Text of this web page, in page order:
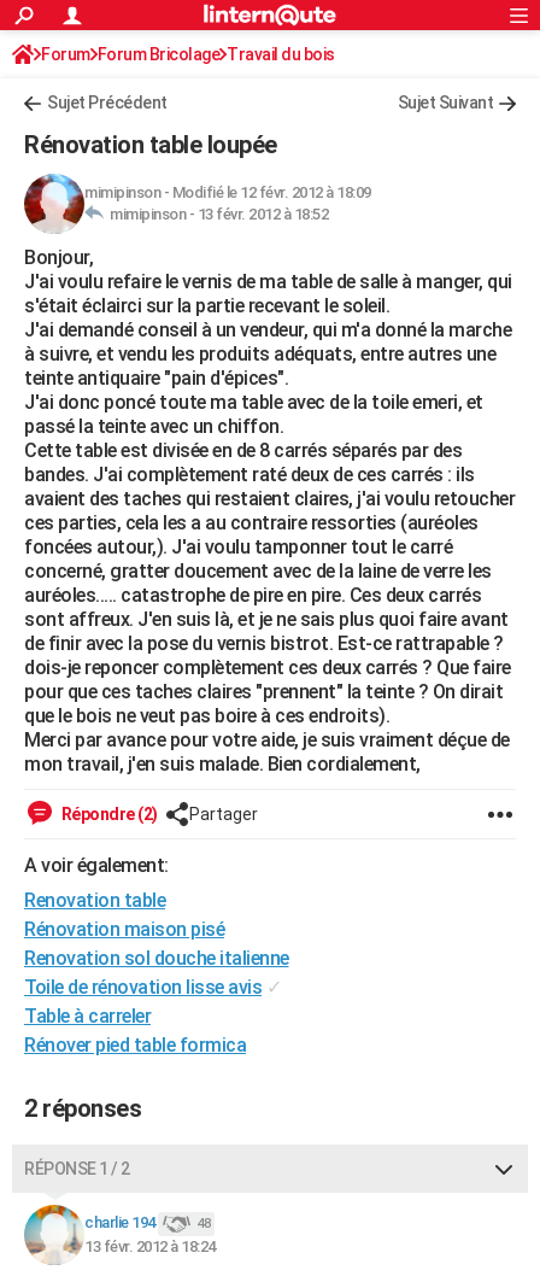
ACTUALITÉS
Politique
Société
Faits Divers
Education
Monde
Villes
+
FINANCE
Retraite
Impôts
Epargne
Immobilier
Risques naturels par ville
Banque
Assurance
Crédit
AUTO
Essais
Réserver un essai
Citadines
Berlines
SUV
Forum auto
+HIGH-TECH
Mobiles
Meilleur smartphone
Internet
Ordinateurs
Jeux vidéo
Guide high-tech
+BRICOLAGE
Forum
Aménagement intérieur
Extérieur
Cuisine
Salle de bains
Jardinage
Rangement
WEEK-END
Guides de France
Escapades
Patrimoine
Expositions
Musées
Week-end nature
LIFESTYLE
Art de vivre
Bien-être
Loisirs
ModeModes de vie
SANTE
Alimentation
Guide de la santé
Maladies
Médicaments
Sommeil
VOYAGE
Destinations
City break
Voyage nature
Voyage de noces
Forum
Climat
+PHOTO
GUIDES D'ACHAT
BONS PLANS
CARTE DE VOEUX
Carte de Noël
Carte Bonne année
Carte Saint-Valentin
Carte Pâques
Carte d'anniversaire
DICTIONNAIRE
Dictionnaire
Biographies
Citations
Expressions
Proverbes
PROGRAMME TV
COPAINS D'AVANT
S'inscrire
Se connecter
Lycées
Collèges
Primaires
Universités
Entreprises
Service militaire
Avis de recherche
AVIS DE DÉCÈS
FORUM
S'inscrire
Connexion
Forum Forum Bricolage Travail du bois
Sujet Précédent Sujet Suivant
Rénovation table loupée
mimipinson- Modifié le 12 févr. 2012 à 18:09
mimipinson - 13 févr. 2012 à 18:52
Bonjour,
J'ai voulu refaire le vernis de ma table de salle à manger, qui
s'était éclairci sur la partie recevant le soleil.
J'ai demandé conseil à un vendeur, qui m'a donné la marche
à suivre, et vendu les produits adéquats, entre autres une
teinte antiquaire "pain d'épices".
J'ai donc poncé toute ma table avec de la toile emeri, et
passé la teinte avec un chiffon.
Cette table est divisée en de 8 carrés séparés par des
bandes. J'ai complètement raté deux de ces carrés : ils
avaient des taches qui restaient claires, j'ai voulu retoucher
ces parties, cela les a au contraire ressorties (auréoles
foncées autour,). J'ai voulu tamponner tout le carré
concerné, gratter doucement avec de la laine de verre les
auréoles..... catastrophe de pire en pire. Ces deux carrés
sont affreux. J'en suis là, et je ne sais plus quoi faire avant
de finir avec la pose du vernis bistrot. Est-ce rattrapable ?
dois-je reponcer complètement ces deux carrés ? Que faire
pour que ces taches claires "prennent" la teinte ? On dirait
que le bois ne veut pas boire à ces endroits).
Merci par avance pour votre aide, je suis vraiment déçue de
mon travail, j'en suis malade. Bien cordialement,
Répondre (2) Partager
A voir également:
Renovation table
Rénovation maison pisé
Renovation sol douche italienne
Toile de rénovation lisse avis ✓
Table à carreler
Rénover pied table formica
2 réponses
RÉPONSE 1 / 2
charlie 194 48
13 févr. 2012 à 18:24